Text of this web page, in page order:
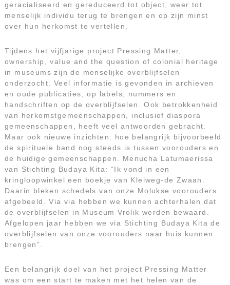
geracialiseerd en gereduceerd tot object, weer tot
menselijk individu terug te brengen en op zijn minst
over hun herkomst te vertellen.
Tijdens het vijfjarige project Pressing Matter,
ownership, value and the question of colonial heritage
in museums zijn de menselijke overblijfselen
onderzocht. Veel informatie is gevonden in archieven
en oude publicaties, op labels, nummers en
handschriften op de overblijfselen. Ook betrokkenheid
van herkomstgemeenschappen, inclusief diaspora
gemeenschappen, heeft veel antwoorden gebracht.
Maar ook nieuwe inzichten: hoe belangrijk bijvoorbeeld
de spirituele band nog steeds is tussen voorouders en
de huidige gemeenschappen. Menucha Latumaerissa
van Stichting Budaya Kita: “Ik vond in een
kringloopwinkel een boekje van Kleiweg-de Zwaan.
Daarin bleken schedels van onze Molukse voorouders
afgebeeld. Via via hebben we kunnen achterhalen dat
de overblijfselen in Museum Vrolik werden bewaard.
Afgelopen jaar hebben we via Stichting Budaya Kita de
overblijfselen van onze voorouders naar huis kunnen
brengen”.
Een belangrijk doel van het project Pressing Matter
was om een start te maken met het helen van de